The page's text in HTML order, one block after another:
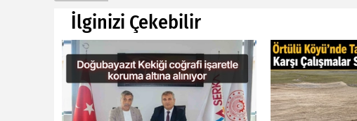
İlginizi Çekebilir